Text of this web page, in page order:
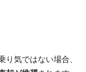
り気ではない場合、